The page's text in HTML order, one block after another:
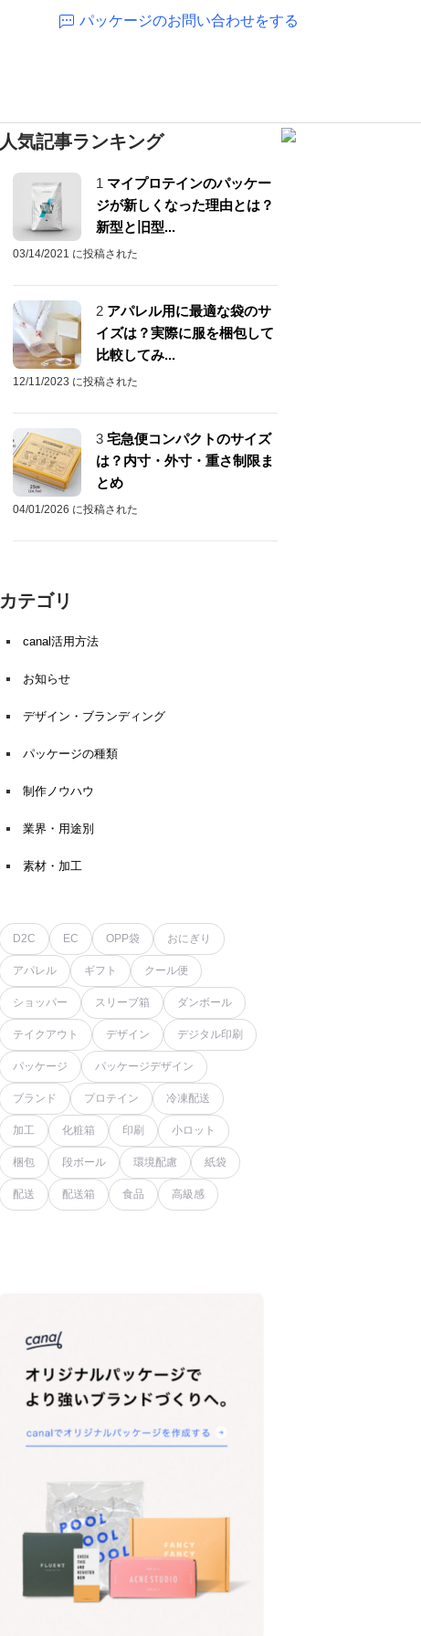
パッケージのお問い合わせをする
人気記事ランキング
1 マイプロテインのパッケー
ジが新しくなった理由とは？
新型と旧型...
03/14/2021 に投稿された
2 アパレル用に最適な袋のサ
イズは？実際に服を梱包して
比較してみ...
12/11/2023 に投稿された
3 宅急便コンパクトのサイズ
は？内寸・外寸・重さ制限ま
とめ
04/01/2026 に投稿された
カテゴリ
canal活用方法
お知らせ
デザイン・ブランディング
パッケージの種類
制作ノウハウ
業界・用途別
素材・加工
D2C EC OPP袋 おにぎり
アパレル ギフト クール便
ショッパー スリーブ箱 ダンボール
テイクアウト デザイン デジタル印刷
パッケージ パッケージデザイン
ブランド プロテイン 冷凍配送
加工 化粧箱 印刷 小ロット
梱包 段ボール 環境配慮 紙袋
配送 配送箱 食品 高級感